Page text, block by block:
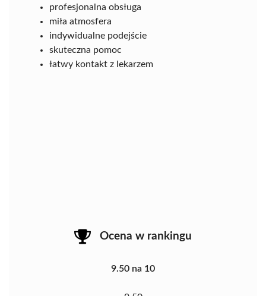
profesjonalna obsługa
miła atmosfera
indywidualne podejście
skuteczna pomoc
łatwy kontakt z lekarzem
Ocena w rankingu
9.50 na 10